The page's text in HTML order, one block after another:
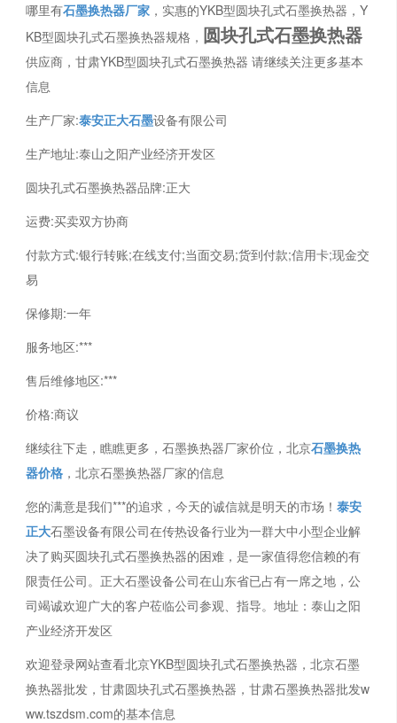
哪里有石墨换热器厂家 ，实惠的YKB型圆块孔式石墨换热器，Y
KB型圆块孔式石墨换热器规格， 圆块孔式石墨换热器
供应商，甘肃YKB型圆块孔式石墨换热器 请继续关注更多基本
信息
生产厂家:泰安正大石墨设备有限公司
生产地址:泰山之阳产业经济开发区
圆块孔式石墨换热器品牌:正大
运费:买卖双方协商
付款方式:银行转账;在线支付;当面交易;货到付款;信用卡;现金交
易
保修期:一年
服务地区:***
售后维修地区:***
价格:商议
继续往下走，瞧瞧更多，石墨换热器厂家价位，北京石墨换热
器价格 ，北京石墨换热器厂家的信息
您的满意是我们***的追求，今天的诚信就是明天的市场！泰安
正大石墨设备有限公司在传热设备行业为一群大中小型企业解
决了购买圆块孔式石墨换热器的困难，是一家值得您信赖的有
限责任公司。正大石墨设备公司在山东省已占有一席之地，公
司竭诚欢迎广大的客户莅临公司参观、指导。地址：泰山之阳
产业经济开发区
欢迎登录网站查看北京YKB型圆块孔式石墨换热器，北京石墨
换热器批发，甘肃圆块孔式石墨换热器，甘肃石墨换热器批发w
ww.tszdsm.com的基本信息